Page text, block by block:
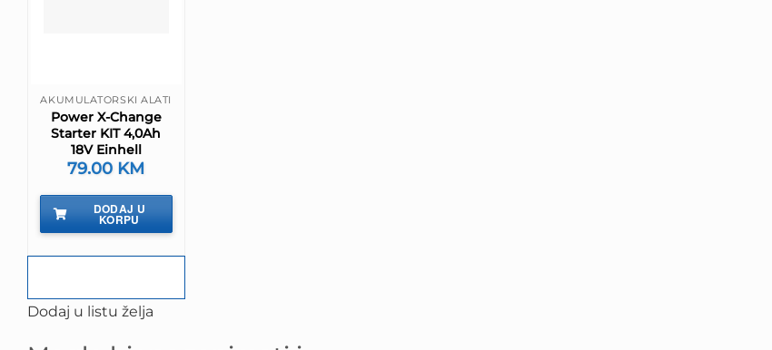
AKUMULATORSKI ALATI
Power X-Change
Starter KIT 4,0Ah
18V Einhell
79.00 KM
DODAJ U
KORPU
Dodaj u listu želja